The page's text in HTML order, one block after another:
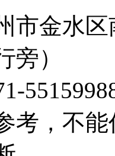
市金水
旁）
考，不